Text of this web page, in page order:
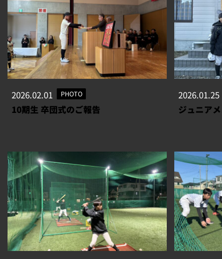
2026.02.01 PHOTO
10期生 卒団式のご報告
2026.01.25
ジュニア